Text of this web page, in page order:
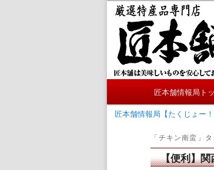
匠本舗
かにやおせちに
ン
メ
ン
サ
コ
匠本舗情報局ト
匠本舗情報局【たくじょー！
「チキン南蛮 」
【便利】